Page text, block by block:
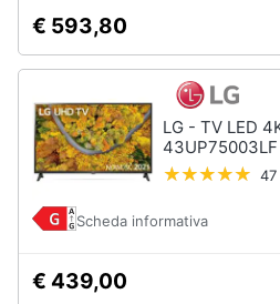
€ 593,80
LG - TV LED
Scheda informativa
€ 439,00